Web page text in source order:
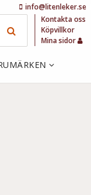
info@litenleker.se
Kontakta oss
Köpvillkor
Mina sidor